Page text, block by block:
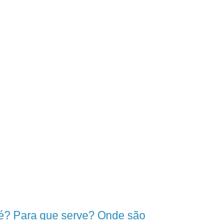
Para que serve? Onde são